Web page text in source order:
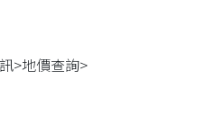
>地價查詢>